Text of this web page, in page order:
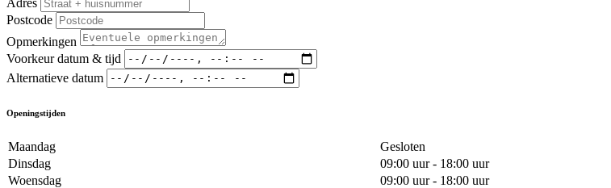
Postcode
Opmerkingen
Voorkeur datum & tijd
Alternatieve datum
Openingstijden
Maandag
Gesloten
Dinsdag
09:00 uur - 18:00 uur
Woensdag
09:00 uur - 18:00 uur